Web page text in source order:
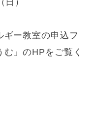
）
ギー教室の申込フ
」のHPをご覧く